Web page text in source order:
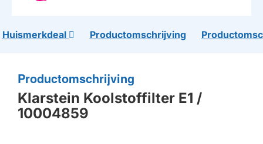
Huismerkdeal Productomschrijving
Productomschrijving
Klarstein Koolstoffilter E1 /
10004859